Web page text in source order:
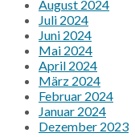
August 2024
Juli 2024
Juni 2024
Mai 2024
April 2024
März 2024
Februar 2024
Januar 2024
Dezember 2023